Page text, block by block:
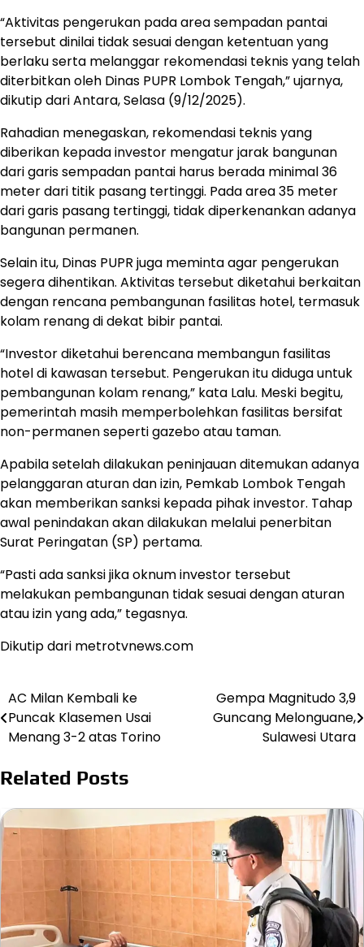
“Aktivitas pengerukan pada area sempadan pantai
tersebut dinilai tidak sesuai dengan ketentuan yang
berlaku serta melanggar rekomendasi teknis yang telah
diterbitkan oleh Dinas PUPR Lombok Tengah,” ujarnya,
dikutip dari Antara, Selasa (9/12/2025).
Rahadian menegaskan, rekomendasi teknis yang
diberikan kepada investor mengatur jarak bangunan
dari garis sempadan pantai harus berada minimal 36
meter dari titik pasang tertinggi. Pada area 35 meter
dari garis pasang tertinggi, tidak diperkenankan adanya
bangunan permanen.
Selain itu, Dinas PUPR juga meminta agar pengerukan
segera dihentikan. Aktivitas tersebut diketahui berkaitan
dengan rencana pembangunan fasilitas hotel, termasuk
kolam renang di dekat bibir pantai.
“Investor diketahui berencana membangun fasilitas
hotel di kawasan tersebut. Pengerukan itu diduga untuk
pembangunan kolam renang,” kata Lalu. Meski begitu,
pemerintah masih memperbolehkan fasilitas bersifat
non-permanen seperti gazebo atau taman.
Apabila setelah dilakukan peninjauan ditemukan adanya
pelanggaran aturan dan izin, Pemkab Lombok Tengah
akan memberikan sanksi kepada pihak investor. Tahap
awal penindakan akan dilakukan melalui penerbitan
Surat Peringatan (SP) pertama.
“Pasti ada sanksi jika oknum investor tersebut
melakukan pembangunan tidak sesuai dengan aturan
atau izin yang ada,” tegasnya.
Dikutip dari metrotvnews.com
Post
navigation
AC Milan Kembali ke
Puncak Klasemen Usai
Menang 3-2 atas Torino
Gempa Magnitudo 3,9
Guncang Melonguane,
Sulawesi Utara
Related Posts